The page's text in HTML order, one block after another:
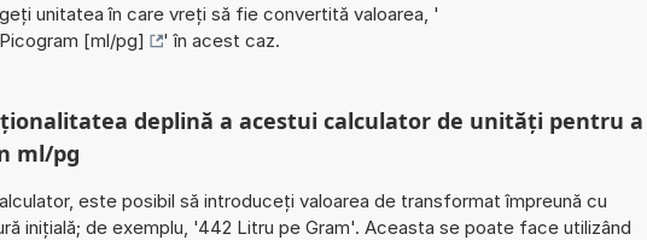
unitatea în care vreți să fie convertită valoarea, '
[ml/pg]
' în acest caz.
deplină a acestui calculator de unități pentru a
ml/pg
este posibil să introduceți valoarea de transformat împreună cu
inițială; de exemplu, '442 Litru pe Gram'. Aceasta se poate face utilizând